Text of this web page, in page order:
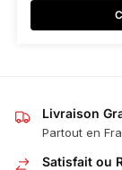
Livraison
Partout en
Satisfait ou